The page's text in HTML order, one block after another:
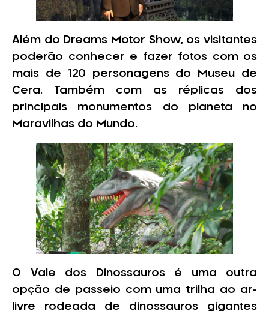
Além do Dreams Motor Show, os visitantes
poderão conhecer e fazer fotos com os
mais de 120 personagens do Museu de
Cera. Também com as réplicas dos
principais monumentos do planeta no
Maravilhas do Mundo.
O Vale dos Dinossauros é uma outra
opção de passeio com uma trilha ao ar-
livre rodeada de dinossauros gigantes